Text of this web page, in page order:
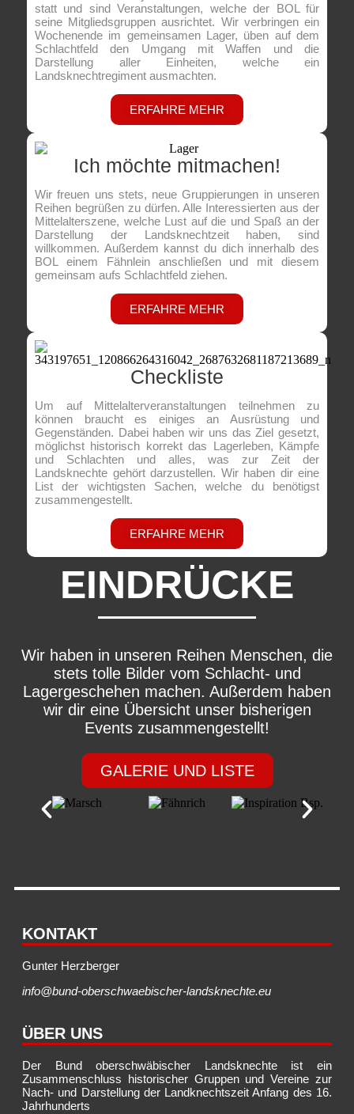
statt und sind Veranstaltungen, welche der BOL für
seine Mitgliedsgruppen ausrichtet. Wir verbringen ein
Wochenende im gemeinsamen Lager, üben auf dem
Schlachtfeld den Umgang mit Waffen und die
Darstellung aller Einheiten, welche ein
Landsknechtregiment ausmachten.
ERFAHRE MEHR
Ich möchte mitmachen!
Wir freuen uns stets, neue Gruppierungen in unseren
Reihen begrüßen zu dürfen. Alle Interessierten aus der
Mittelalterszene, welche Lust auf die und Spaß an der
Darstellung der Landsknechtzeit haben, sind
willkommen. Außerdem kannst du dich innerhalb des
BOL einem Fähnlein anschließen und mit diesem
gemeinsam aufs Schlachtfeld ziehen.
ERFAHRE MEHR
Checkliste
Um auf Mittelalterveranstaltungen teilnehmen zu
können braucht es einiges an Ausrüstung und
Gegenständen. Dabei haben wir uns das Ziel gesetzt,
möglichst historisch korrekt das Lagerleben, Kämpfe
und Schlachten und alles, was zur Zeit der
Landsknechte gehört darzustellen. Wir haben dir eine
List der wichtigsten Sachen, welche du benötigst
zusammengestellt.
ERFAHRE MEHR
EINDRÜCKE
Wir haben in unseren Reihen Menschen, die
stets tolle Bilder vom Schlacht- und
Lagergeschehen machen. Außerdem haben
wir dir eine Übersicht unser bisherigen
Events zusammengestellt!
GALERIE UND LISTE
KONTAKT
Gunter Herzberger
info@bund-oberschwaebischer-landsknechte.eu
ÜBER UNS
Der Bund oberschwäbischer Landsknechte ist ein
Zusammenschluss historischer Gruppen und Vereine zur
Nach- und Darstellung der Landknechtszeit Anfang des 16.
Jahrhunderts